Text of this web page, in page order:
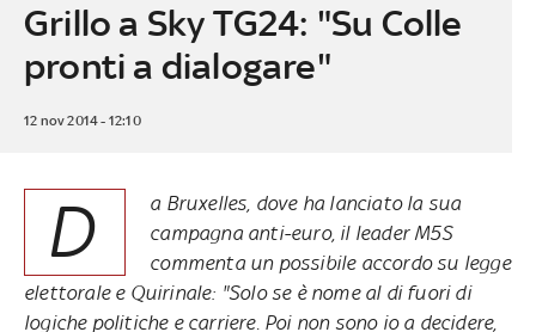
Grillo a Sky TG24: "Su Colle
pronti a dialogare"
12 nov 2014 - 12:10
D a Bruxelles, dove ha lanciato la sua
campagna anti-euro, il leader M5S
commenta un possibile accordo su legge
elettorale e Quirinale: "Solo se è nome al di fuori di
logiche politiche e carriere. Poi non sono io a decidere,